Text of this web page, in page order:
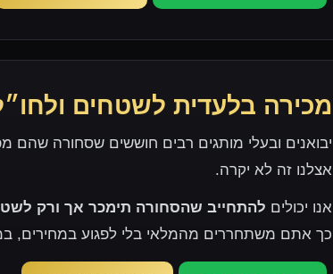
מכירה בלעדית לשטחים
יבואנים ובעלי מותגים רבים חוששים שסחורה
אצלנו זה לא יקרה.
אנו יכולים להתחייב שהסחורה תימכר אך ורק
כך אתם משתחררים מהמלאי בלי לפגוע במחירים,